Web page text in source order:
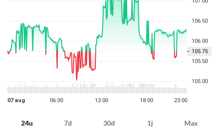
24u 7d 30d 1j Max